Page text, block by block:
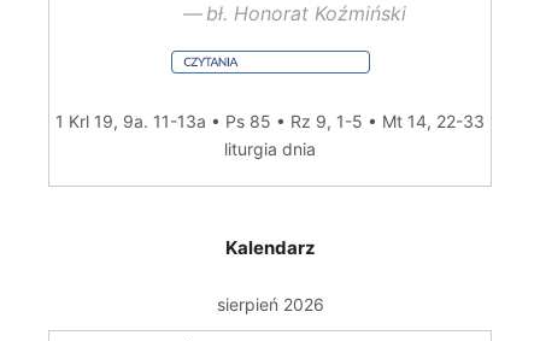
bł. Honorat Koźmiński
1 Krl 19, 9a. 11-13a • Ps 85 • Rz 9, 1-5 • Mt 14, 22-33
liturgia dnia
Kalendarz
sierpień 2026